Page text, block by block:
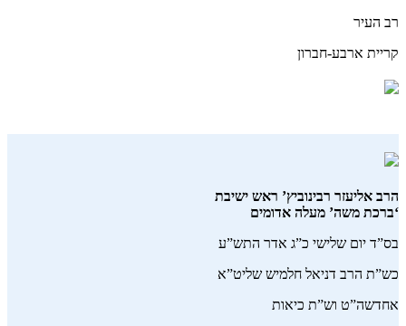
רב העיר
קריית ארבע-חברון
הרב אליעזר רבינוביץ’ ראש ישיבת
‘ברכת משה’ מעלה אדומים
בס”ד יום שלישי כ”ג אדר התש”ע
כש”ת הרב דניאל חלמיש שליט”א
אחדשה”ט וש”ת כיאות